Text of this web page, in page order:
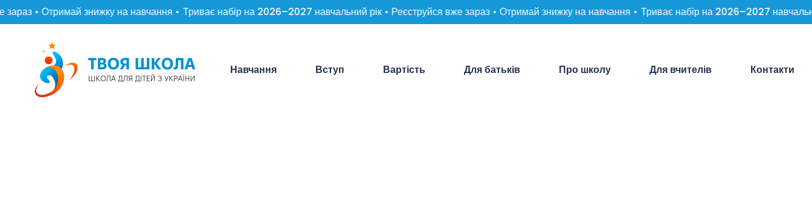
• Отримай знижку на навчання • Триває набір на 2026–2027 навчальний рік • Реєструйся вже зараз • Отримай знижку на навчання • Триває набір на 2026–2027
Навчання Вступ Вартість Для батьків Про школу Для вчителів Контакти